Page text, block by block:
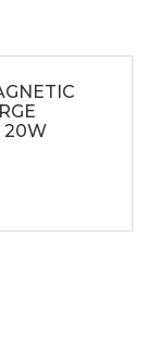
20W